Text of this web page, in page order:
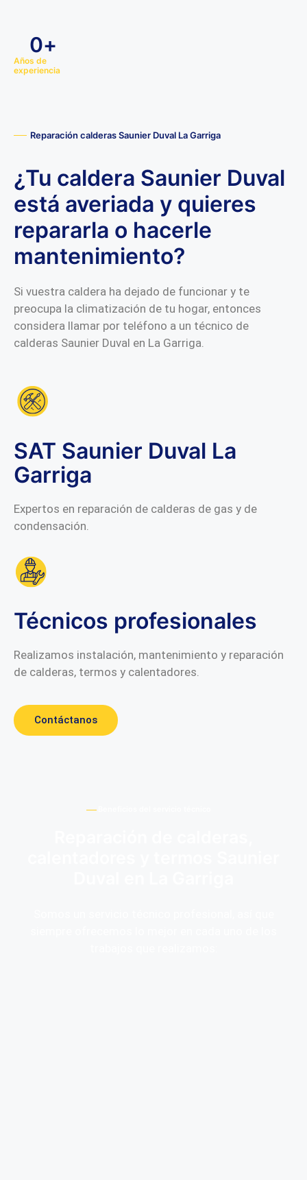
Años de
experiencia
0+
Reparación calderas Saunier Duval La Garriga
¿Tu caldera Saunier Duval
está averiada y quieres
repararla o hacerle
mantenimiento?
Si vuestra caldera ha dejado de funcionar y te
preocupa la climatización de tu hogar, entonces
considera llamar por teléfono a un técnico de
calderas Saunier Duval en La Garriga.
SAT Saunier Duval La
Garriga
Expertos en reparación de calderas de gas y de
condensación.
Técnicos profesionales
Realizamos instalación, mantenimiento y reparación
de calderas, termos y calentadores.
Contáctanos